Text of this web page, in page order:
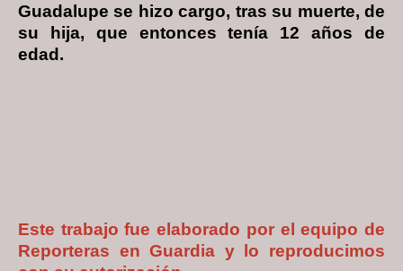
Guadalupe se hizo cargo, tras su muerte, de
su hija, que entonces tenía 12 años de
edad.
Este trabajo fue elaborado por el equipo de
Reporteras en Guardia y lo reproducimos